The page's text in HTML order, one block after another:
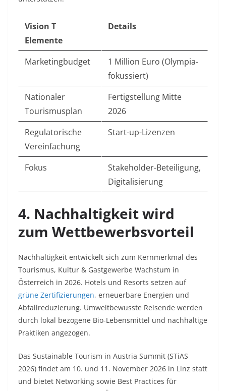
Vision T
Elemente
Details
Marketingbudget
1 Million Euro (Olympia-
fokussiert)
Nationaler
Tourismusplan
Fertigstellung Mitte
2026
Regulatorische
Vereinfachung
Start-up-Lizenzen
Fokus
Stakeholder-Beteiligung,
Digitalisierung
4. Nachhaltigkeit wird
zum Wettbewerbsvorteil
Nachhaltigkeit entwickelt sich zum Kernmerkmal des
Tourismus, Kultur & Gastgewerbe Wachstum in
Österreich in 2026. Hotels und Resorts setzen auf
grüne Zertifizierungen, erneuerbare Energien und
Abfallreduzierung. Umweltbewusste Reisende werden
durch lokal bezogene Bio-Lebensmittel und nachhaltige
Praktiken angezogen.​
Das Sustainable Tourism in Austria Summit (STiAS
2026) findet am 10. und 11. November 2026 in Linz statt
und bietet Networking sowie Best Practices für